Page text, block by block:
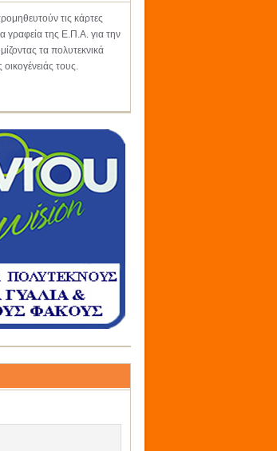
τις κάρτες
γραφεία της Ε.Π.Α. για την
τα πολυτεκνικά
οικογένειάς τους.